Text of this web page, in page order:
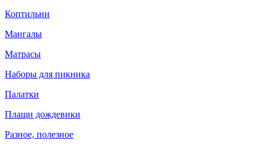
Коптильни
Мангалы
Матрасы
Наборы для пикника
Палатки
Плащи дождевики
Разное, полезное